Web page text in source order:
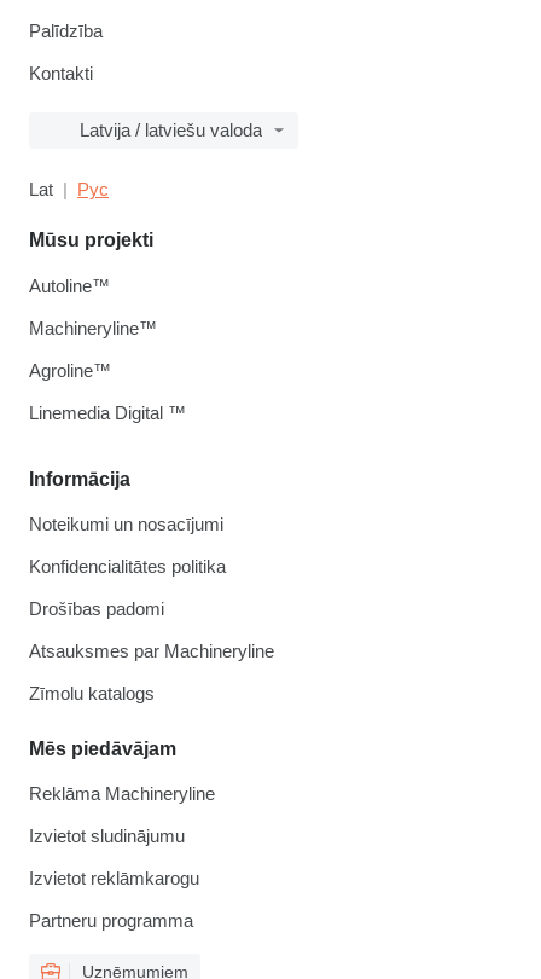
Palīdzība
Kontakti
Latvija / latviešu valoda
Lat Рус
Informācija
Noteikumi un nosacījumi
Konfidencialitātes politika
Drošības padomi
Atsauksmes par Machineryline
Zīmolu katalogs
Mēs piedāvājam
Reklāma Machineryline
Izvietot sludinājumu
Izvietot reklāmkarogu
Partneru programma
Uzņēmumiem
Mūsu projekti
Autoline™
Machineryline™
Agroline™
Linemedia Digital ™